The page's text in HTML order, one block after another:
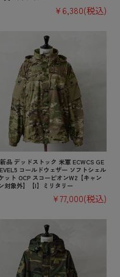
¥6,380(税込)
品 デッドストック 米軍 ECWCS GE
コールドウェザー ソフトシェル
ット OCP スコーピオンW2【キャン
対象外】【I】ミリタリー
¥77,000(税込)